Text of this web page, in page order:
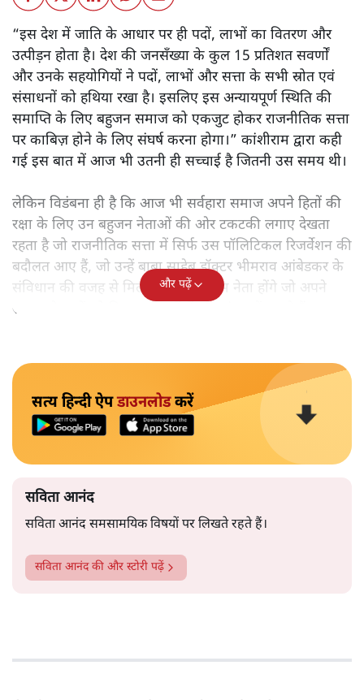
“इस देश में जाति के आधार पर ही पदों, लाभों का वितरण और
उत्पीड़न होता है। देश की जनसँख्या के कुल 15 प्रतिशत सवर्णों
और उनके सहयोगियों ने पदों, लाभों और सत्ता के सभी स्रोत एवं
संसाधनों को हथिया रखा है। इसलिए इस अन्यायपूर्ण स्थिति की
समाप्ति के लिए बहुजन समाज को एकजुट होकर राजनीतिक सत्ता
पर काबिज़ होने के लिए संघर्ष करना होगा।” कांशीराम द्वारा कही
गई इस बात में आज भी उतनी ही सच्चाई है जितनी उस समय थी।
लेकिन विडंबना ही है कि आज भी सर्वहारा समाज अपने हितों की
रक्षा के लिए उन बहुजन नेताओं की ओर टकटकी लगाए देखता
रहता है जो राजनीतिक सत्ता में सिर्फ उस पॉलिटिकल रिजर्वेशन की
बदौलत आए हैं, जो उन्हें बाबा साहेब डॉक्टर भीमराव आंबेडकर के
संविधान की वजह से मिला। ऐसे बहुत कम नेता होंगे जो अपने
समाज के मुद्दों को विधानसभाओं में और संसद में उठाते हैं।
और पढ़ें
सत्य हिन्दी ऐपडाउनलोडकरें
सविता आनंद
सविता आनंद समसामयिक विषयों पर लिखते रहते हैं।
सविता आनंदकी और स्टोरी पढ़ें